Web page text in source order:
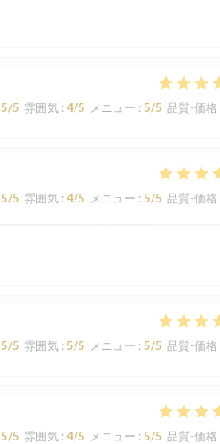
5/5 雰囲気 : 4/5 メニュー : 5/5 品質-価格
5/5 雰囲気 : 4/5 メニュー : 5/5 品質-価格
5/5 雰囲気 : 5/5 メニュー : 5/5 品質-価格
5/5 雰囲気 : 4/5 メニュー : 5/5 品質-価格